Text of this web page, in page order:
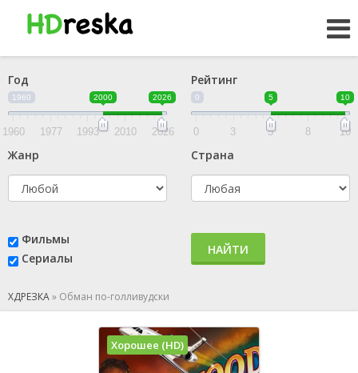
Год
1960 2000 2026
1960 1977 1993 2010 2026
Рейтинг
0 5 10
0 3 5 8 10
Жанр Страна
Фильмы
Сериалы
НАЙТИ
ХДРЕЗКА» Обман по-голливудски
Хорошее (HD)